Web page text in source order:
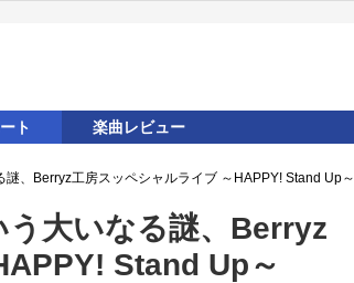
ト 楽曲レビュー
、Berryz工房スッペシャルライブ ～HAPPY! Stand Up～
大いなる謎、Berryz
Stand Up～